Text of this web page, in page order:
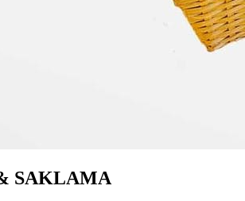
SAKLAMA